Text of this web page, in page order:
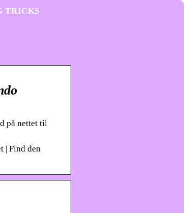
TRICKS
på nettet til
| Find den